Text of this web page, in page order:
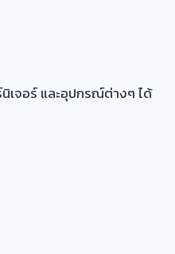
เจอร์ และอุปกรณ์ต่างๆ ได้